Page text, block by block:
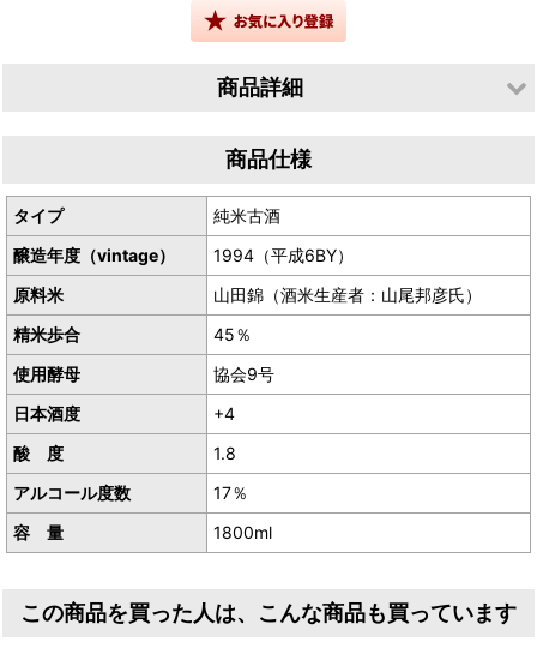
商品詳細
商品仕様
タイプ
純米古酒
醸造年度（vintage）
1994（平成6BY）
原料米
山田錦（酒米生産者：山尾邦彦氏）
精米歩合
45％
使用酵母
協会9号
日本酒度
+4
酸 度
1.8
アルコール度数
17％
容 量
1800ml
この商品を買った人は、こんな商品も買っています